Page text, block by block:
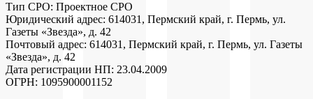
Тип СРО: Проектное СРО
Юридический адрес: 614031, Пермский край, г. Пермь, ул.
Газеты «Звезда», д. 42
Почтовый адрес: 614031, Пермский край, г. Пермь, ул. Газеты
«Звезда», д. 42
Дата регистрации НП: 23.04.2009
ОГРН: 1095900001152